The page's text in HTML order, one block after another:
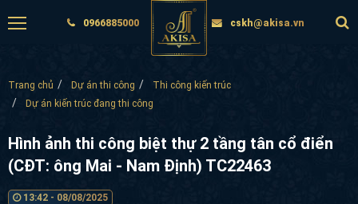
0966885000 cskh@akisa.vn
Trang chủ Dự án thi công
Thi công kiến trúc
Dự án kiến trúc đang thi công
Hình ảnh thi công biệt thự 2 tầng tân cổ điển
(CĐT: ông Mai - Nam Định) TC22463
13:42 - 08/08/2025